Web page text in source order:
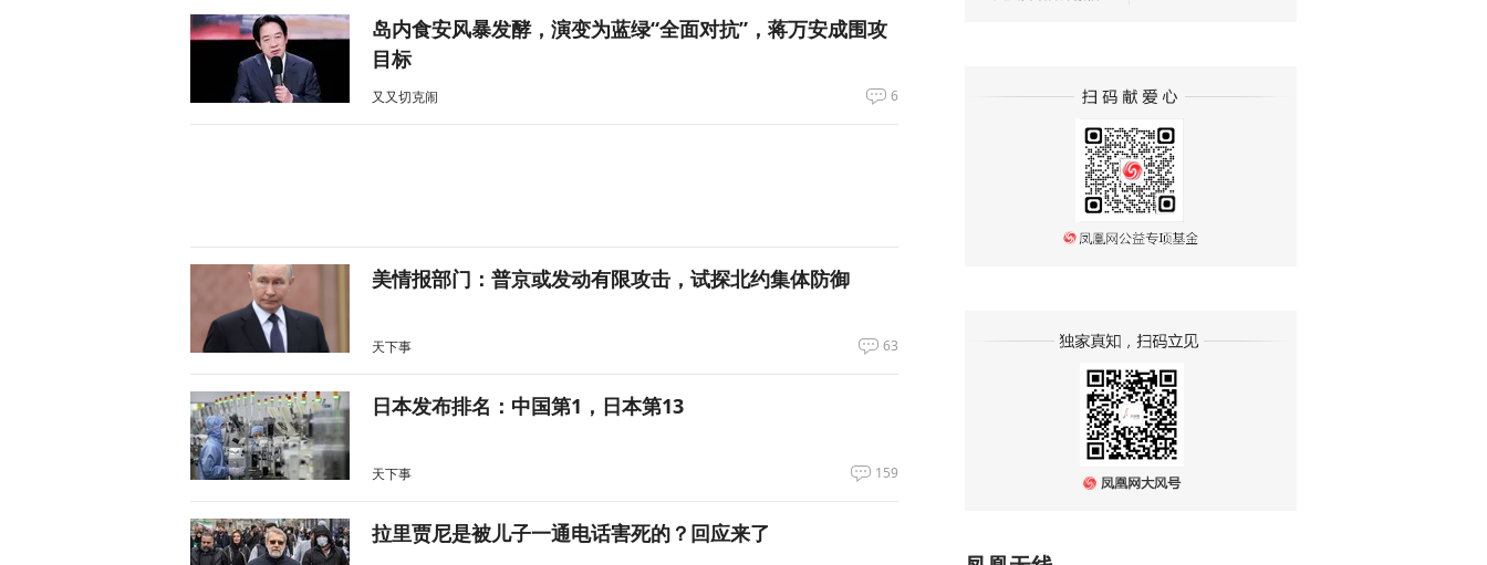
岛内食安风暴发酵，演变为蓝绿“全面对抗”，蒋万安成围攻
目标
又又切克闹 6
美情报部门：普京或发动有限攻击，试探北约集体防御
天下事 63
日本发布排名：中国第1，日本第13
天下事 159
拉里贾尼是被儿子一通电话害死的？回应来了